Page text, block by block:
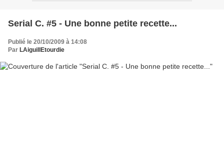
Serial C. #5 - Une bonne petite recette...
Publié le 20/10/2009 à 14:08
Par LAiguillEtourdie